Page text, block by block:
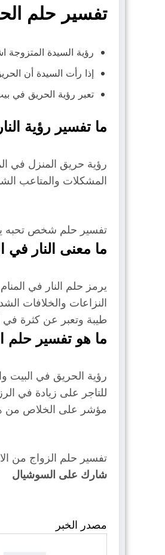
تفسير حلم
رؤية السيدة المتزوجة
إذا رأت السيدة أن
تعبر رؤية الحريق في
ما تفسير رؤية
رؤية حريق المنزل في
المشكلات والمتاعب
تفسير حلم شخص تحبه
ما معنى النار في
يرمز حلم النار في
النزاعات والخلافات
طيبة وتعبر عن كثرة في
ما هو تفسير حلم
رؤية الحريق في البيت
للتاجر على زيادة في
مؤشر على الخلاص من
تفسير حلم الزواج من
شارك على السوشيال
مصدر الخبر